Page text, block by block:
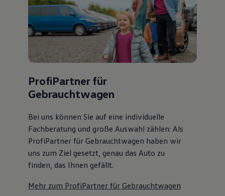
ProfiPartner für
Gebrauchtwagen
Bei uns können Sie auf eine individuelle
Fachberatung und große Auswahl zählen: Als
ProfiPartner für Gebrauchtwagen haben wir
uns zum Ziel gesetzt, genau das Auto zu
finden, das Ihnen gefällt.
Mehr zum ProfiPartner für Gebrauchtwagen